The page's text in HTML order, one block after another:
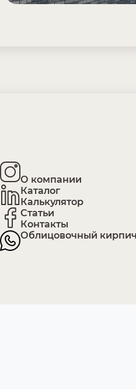
О компании
Каталог
Калькулятор
Статьи
Контакты
Облицовочный кирпич